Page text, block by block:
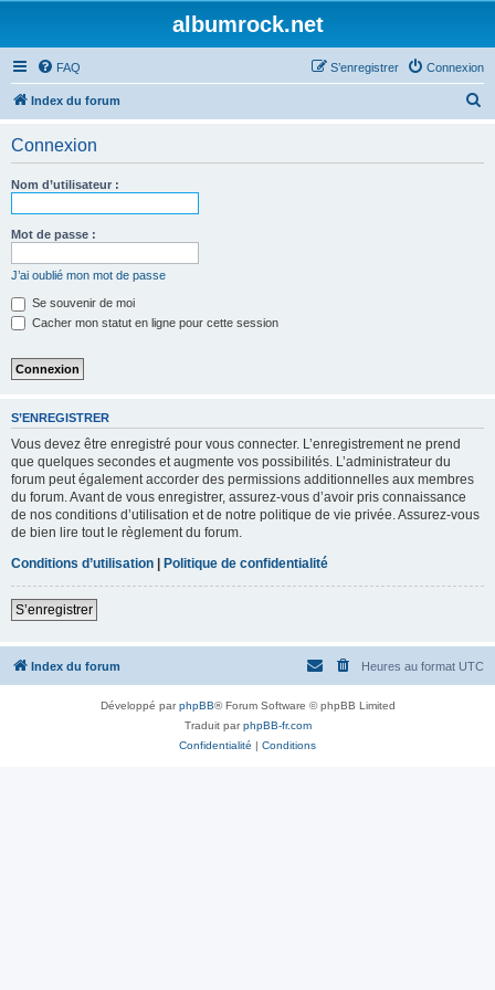
albumrock.net
FAQ Connexion
S’enregistrer
Index du forum
Connexion
Nom d’utilisateur :
Mot de passe :
J’ai oublié mon mot de passe
Se souvenir de moi
Cacher mon statut en ligne pour cette session
S’ENREGISTRER
Vous devez être enregistré pour vous connecter. L’enregistrement ne prend
que quelques secondes et augmente vos possibilités. L’administrateur du
forum peut également accorder des permissions additionnelles aux membres
du forum. Avant de vous enregistrer, assurez-vous d’avoir pris connaissance
de nos conditions d’utilisation et de notre politique de vie privée. Assurez-vous
de bien lire tout le règlement du forum.
Conditions d’utilisation | Politique de confidentialité
S’enregistrer
Index du forum Heures au format UTC
Développé parphpBB® Forum Software © phpBB Limited
Traduit parphpBB-fr.com
Confidentialité | Conditions